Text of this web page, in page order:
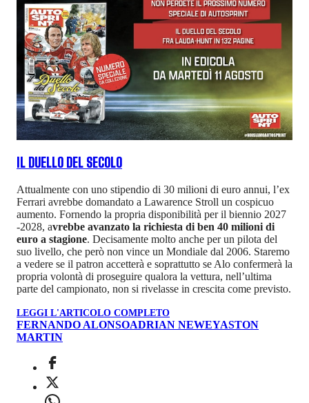
IL DUELLO DEL SECOLO
Attualmente con uno stipendio di 30 milioni di euro annui, l’ex
Ferrari avrebbe domandato a Lawarence Stroll un cospicuo
aumento. Fornendo la propria disponibilità per il biennio 2027
-2028, avrebbe avanzato la richiesta di ben 40 milioni di
euro a stagione. Decisamente molto anche per un pilota del
suo livello, che però non vince un Mondiale dal 2006. Staremo
a vedere se il patron accetterà e soprattutto se Alo confermerà la
propria volontà di proseguire qualora la vettura, nell’ultima
parte del campionato, non si rivelasse in crescita come previsto.
LEGGI L'ARTICOLO COMPLETO
FERNANDO ALONSOADRIAN NEWEYASTON
MARTIN